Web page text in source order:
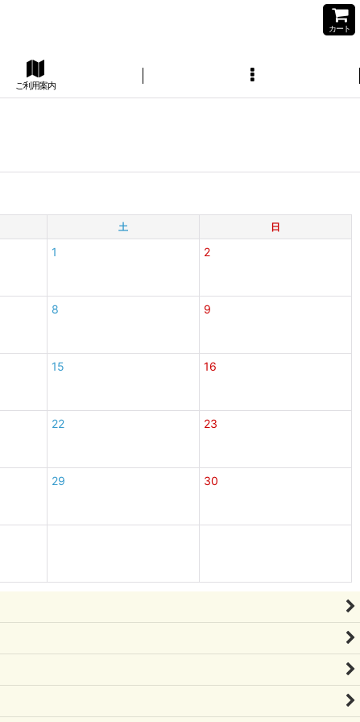
カート
ご利用案内
土 日
1 2
8 9
15 16
22 23
29 30